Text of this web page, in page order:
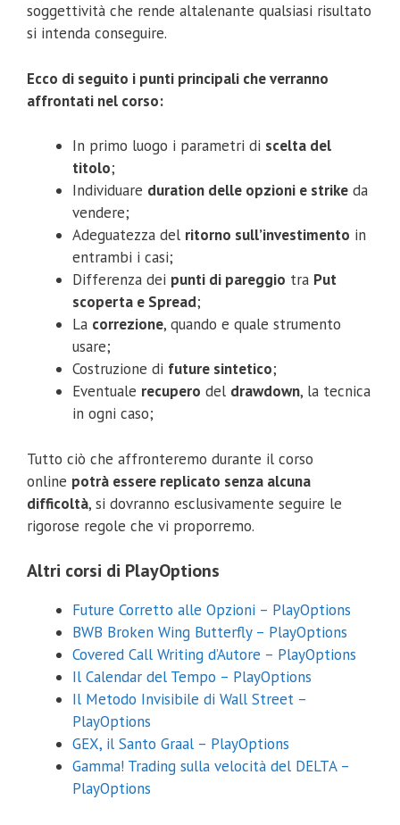
soggettività che rende altalenante qualsiasi risultato
si intenda conseguire.
Ecco di seguito i punti principali che verranno
affrontati nel corso:
In primo luogo i parametri di scelta del
titolo;
Individuare duration delle opzioni e strike da
vendere;
Adeguatezza del ritorno sull’investimento in
entrambi i casi;
Differenza dei punti di pareggio tra Put
scoperta e Spread;
La correzione, quando e quale strumento
usare;
Costruzione di future sintetico;
Eventuale recupero del drawdown, la tecnica
in ogni caso;
Tutto ciò che affronteremo durante il corso
online potrà essere replicato senza alcuna
difficoltà, si dovranno esclusivamente seguire le
rigorose regole che vi proporremo.
Altri corsi di PlayOptions
Future Corretto alle Opzioni – PlayOptions
BWB Broken Wing Butterfly – PlayOptions
Covered Call Writing d’Autore – PlayOptions
Il Calendar del Tempo – PlayOptions
Il Metodo Invisibile di Wall Street –
PlayOptions
GEX, il Santo Graal – PlayOptions
Gamma! Trading sulla velocità del DELTA –
PlayOptions